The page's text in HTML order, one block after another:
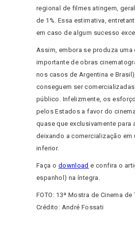
regional de filmes atingem,
de 1%. Essa estimativa,
em caso de algum sucesso
Assim, embora se produza uma
importante de obras
nos casos de Argentina e
conseguem ser
público. Infelizmente, os
pelos Estados a favor do
quase que exclusivamente para
deixando a comercialização em
inferior.
Faça o download e confira o
espanhol) na íntegra.
FOTO: 13ª Mostra de Cinema
Crédito: André Fossati